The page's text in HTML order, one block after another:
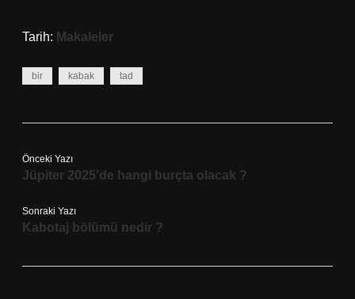
Tarih: Makaleler
bir kabak tad
Önceki Yazı
Jüpiter 2025’de hangi burçta olacak ?
Sonraki Yazı
Kabotaj bölümü nedir ?